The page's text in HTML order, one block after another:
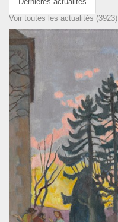
Voir toutes les actualités (3923)